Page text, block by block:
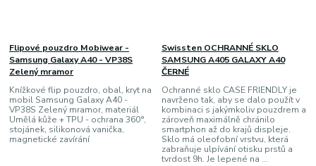
Flipové pouzdro Mobiwear -
Samsung Galaxy A40 - VP38S
Zelený mramor
Knížkové flip pouzdro, obal, kryt na
mobil Samsung Galaxy A40 -
VP38S Zelený mramor, materiál
Umělá kůže + TPU - ochrana 360°,
stojánek, silikonová vanička,
magnetické zavírání
Swissten OCHRANNÉ SKLO
SAMSUNG A405 GALAXY A40
ČERNÉ
Ochranné sklo CASE FRIENDLY je
navrženo tak, aby se dalo použít v
kombinaci s jakýmkoliv pouzdrem a
zároveň maximálně chránilo
smartphon až do krajů displeje.
Sklo má oleofobní vrstvu, která
zabraňuje ulpívání otisku prstů a
tvrdost 9h. Je lepené na ...